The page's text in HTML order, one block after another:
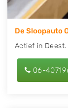
De Sloopauto
Actief in
06-